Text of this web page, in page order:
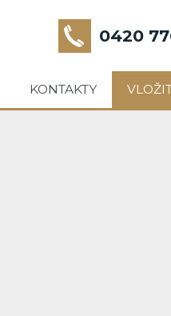
0420
KONTAKTY